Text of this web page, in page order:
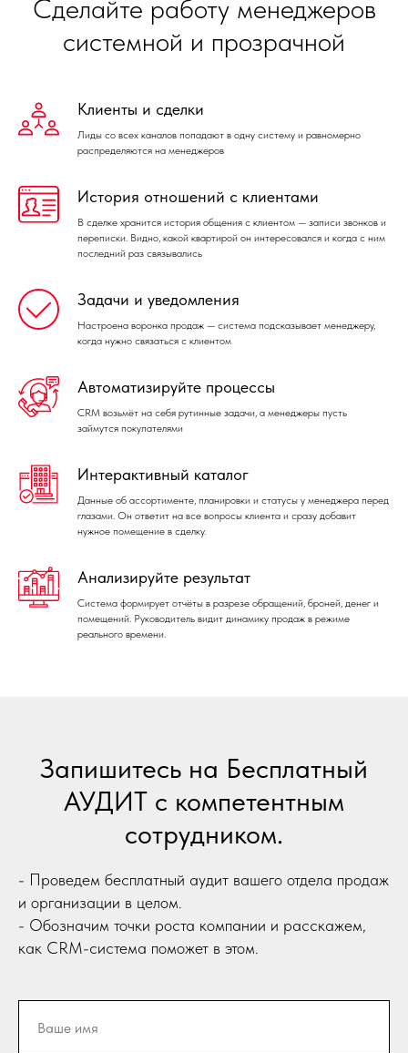
Сделайте работу менеджеров
системной и прозрачной
Клиенты и сделки
Лиды со всех каналов попадают в одну систему и равномерно
распределяются на менеджеров
История отношений с клиентами
В сделке хранится история общения с клиентом — записи звонков и
переписки. Видно, какой квартирой он интересовался и когда с ним
последний раз связывались
Задачи и уведомления
Настроена воронка продаж — система подсказывает менеджеру,
когда нужно связаться с клиентом
Автоматизируйте процессы
CRM возьмёт на себя рутинные задачи, а менеджеры пусть
займутся покупателями
Интерактивный каталог
Данные об ассортименте, планировки и статусы у менеджера перед
глазами. Он ответит на все вопросы клиента и сразу добавит
нужное помещение в сделку.
Анализируйте результат
Система формирует отчёты в разрезе обращений, броней, денег и
помещений. Руководитель видит динамику продаж в режиме
реального времени.
Запишитесь на Бесплатный
АУДИТ с компетентным
сотрудником.
- Проведем бесплатный аудит вашего отдела продаж
и организации в целом.
- Обозначим точки роста компании и расскажем,
как CRM-система поможет в этом.